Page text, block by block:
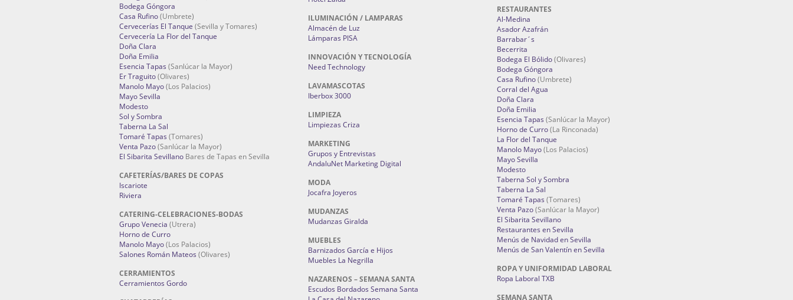
Bodega Góngora
Casa Rufino(Umbrete)
Cervecerías El Tanque (Sevilla y Tomares)
Cervecería La Flor del Tanque
Doña Clara
Doña Emilia
Esencia Tapas (Sanlúcar la Mayor)
Er Traguito(Olivares)
Manolo Mayo(Los Palacios)
Mayo Sevilla
Modesto
Sol y Sombra
Taberna La Sal
Tomaré Tapas (Tomares)
Venta Pazo(Sanlúcar la Mayor)
El Sibarita Sevillano Bares de Tapas en Sevilla
CAFETERÍAS/BARES DE COPAS
Iscariote
Riviera
CATERING-CELEBRACIONES-BODAS
Grupo Venecia (Utrera)
Horno de Curro
Manolo Mayo(Los Palacios)
Salones Román Mateos (Olivares)
CERRAMIENTOS
Cerramientos Gordo
ILUMINACIÓN / LAMPARAS
Almacén de Luz
Lámparas PISA
INNOVACIÓN Y TECNOLOGÍA
Need Technology
LAVAMASCOTAS
Iberbox 3000
LIMPIEZA
Limpiezas Criza
MARKETING
Grupos y Entrevistas
AndaluNet Marketing Digital
MODA
Jocafra Joyeros
MUDANZAS
Mudanzas Giralda
MUEBLES
Barnizados García e Hijos
Muebles La Negrilla
NAZARENOS – SEMANA SANTA
Escudos Bordados Semana Santa
RESTAURANTES
Al-Medina
Asador Azafrán
Barrabar´s
Becerrita
Bodega El Bólido(Olivares)
Bodega Góngora
Casa Rufino(Umbrete)
Corral del Agua
Doña Clara
Doña Emilia
Esencia Tapas (Sanlúcar la Mayor)
Horno de Curro(La Rinconada)
La Flor del Tanque
Manolo Mayo(Los Palacios)
Mayo Sevilla
Modesto
Taberna Sol y Sombra
Taberna La Sal
Tomaré Tapas (Tomares)
Venta Pazo(Sanlúcar la Mayor)
El Sibarita Sevillano
Restaurantes en Sevilla
Menús de Navidad en Sevilla
Menús de San Valentín en Sevilla
ROPA Y UNIFORMIDAD LABORAL
Ropa Laboral TXB
SEMANA SANTA